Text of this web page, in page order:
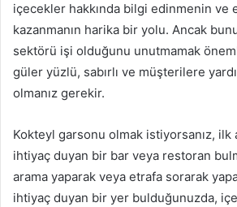
içecekler hakkında bilgi edinmenin ve
kazanmanın harika bir yolu. Ancak
sektörü işi olduğunu unutmamak
güler yüzlü, sabırlı ve müşterilere
olmanız gerekir.
Kokteyl garsonu olmak istiyorsanız, ilk
ihtiyaç duyan bir bar veya restoran
arama yaparak veya etrafa sorarak
ihtiyaç duyan bir yer bulduğunuzda,